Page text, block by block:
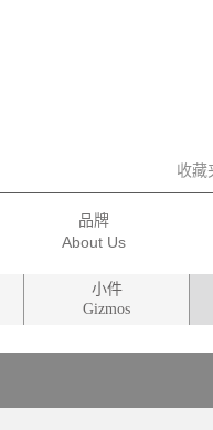
收藏
品牌
小件
Gizmos